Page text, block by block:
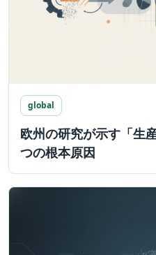
global
欧州の研究が示す「生
つの根本原因